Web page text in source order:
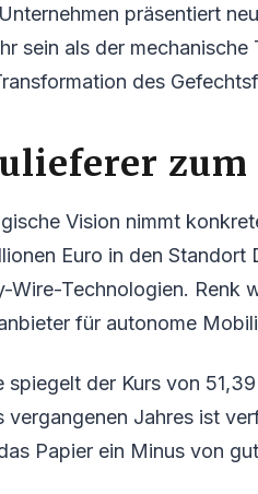
präsentiert
sein als der
des
Vision nimmt
Euro in den
Wire-Technologien. Renk
für autonome
spiegelt der Kurs von
vergangenen Jahres ist
Papier ein Minus von